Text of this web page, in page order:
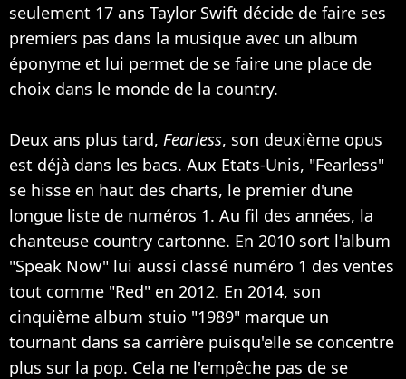
seulement 17 ans Taylor Swift décide de faire ses
premiers pas dans la musique avec un album
éponyme et lui permet de se faire une place de
choix dans le monde de la country.
Deux ans plus tard, Fearless, son deuxième opus
est déjà dans les bacs. Aux Etats-Unis, "Fearless"
se hisse en haut des charts, le premier d'une
longue liste de numéros 1. Au fil des années, la
chanteuse country cartonne. En 2010 sort l'album
"Speak Now" lui aussi classé numéro 1 des ventes
tout comme "Red" en 2012. En 2014, son
cinquième album stuio "1989" marque un
tournant dans sa carrière puisqu'elle se concentre
plus sur la pop. Cela ne l'empêche pas de se